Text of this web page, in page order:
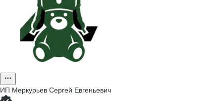
ИП Меркурьев Сергей Евгеньевич